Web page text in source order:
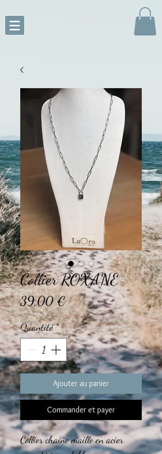
Collier ROXANE
39,00 €Prix
Quantité*
Ajouter au panier
Commander et payer
Collier chaine maille en acier